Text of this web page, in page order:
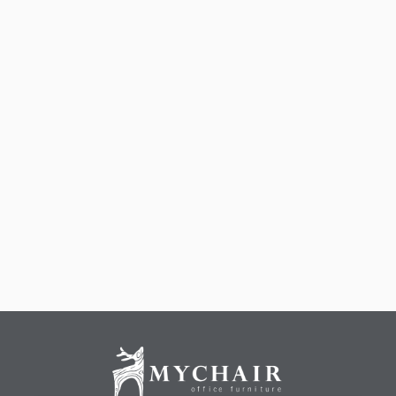
với diện tích và bố cục không gian.
Đây là kiểu ghế sofa phòng khách đẹp được ưa